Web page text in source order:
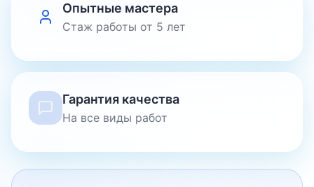
Опытные мастера
Стаж работы от 5 лет
Гарантия качества
На все виды работ